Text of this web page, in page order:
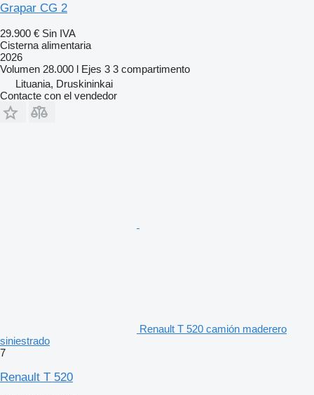
Grapar CG 2
29.900 € Sin IVA
Cisterna alimentaria
2026
Volumen 28.000 l Ejes 3 3 compartimento
Lituania, Druskininkai
Contacte con el vendedor
Renault T 520 camión maderero
siniestrado
7
Renault T 520